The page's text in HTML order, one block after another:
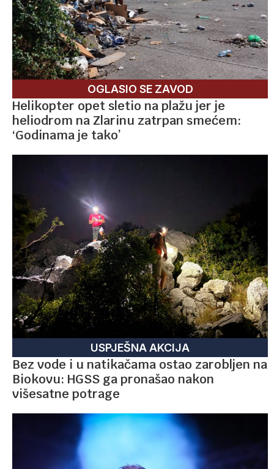
OGLASIO SE ZAVOD
Helikopter opet sletio na plažu jer je
heliodrom na Zlarinu zatrpan smećem:
‘Godinama je tako’
USPJEŠNA AKCIJA
Bez vode i u natikačama ostao zarobljen na
Biokovu: HGSS ga pronašao nakon
višesatne potrage